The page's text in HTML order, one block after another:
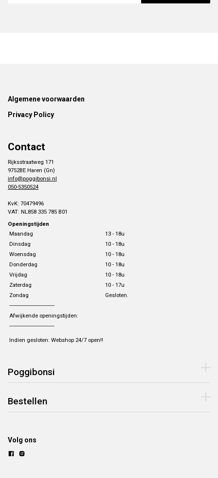
Footer
Algemene voorwaarden
Privacy Policy
Contact
Rijksstraatweg 171
9752BE Haren (Gn)
info@poggibonsi.nl
050-5350524
KvK: 70479496
VAT: NL858 335 785 B01
Openingstijden
Maandag
13 - 18u
Dinsdag
10 - 18u
Woensdag
10 - 18u
Donderdag
10 - 18u
Vrijdag
10 - 18u
Zaterdag
10 - 17u
Zondag
Gesloten.
-------------------------------
Afwijkende openingstijden:
-------------------------------
Indien gesloten: Webshop 24/7 open!!
Poggibonsi
Bestellen
Volg ons